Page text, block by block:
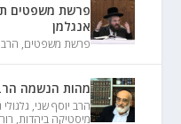
פרשת משפטים
אנגלמן
פרשת משפטים, הרב
מהות הנשמה
הרב יוסף שני,
מיסטיקה ביהדות,